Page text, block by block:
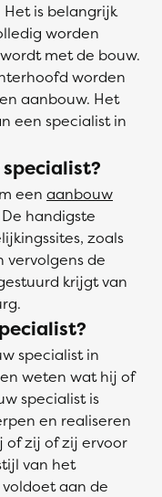
is belangrijk
worden
met de bouw.
worden
aanbouw. Het
een specialist in
specialist?
een aanbouw
handigste
zoals
vervolgens de
krijgt van
specialist in
weten wat hij of
specialist is
en realiseren
of zij of zij ervoor
van het
aan de